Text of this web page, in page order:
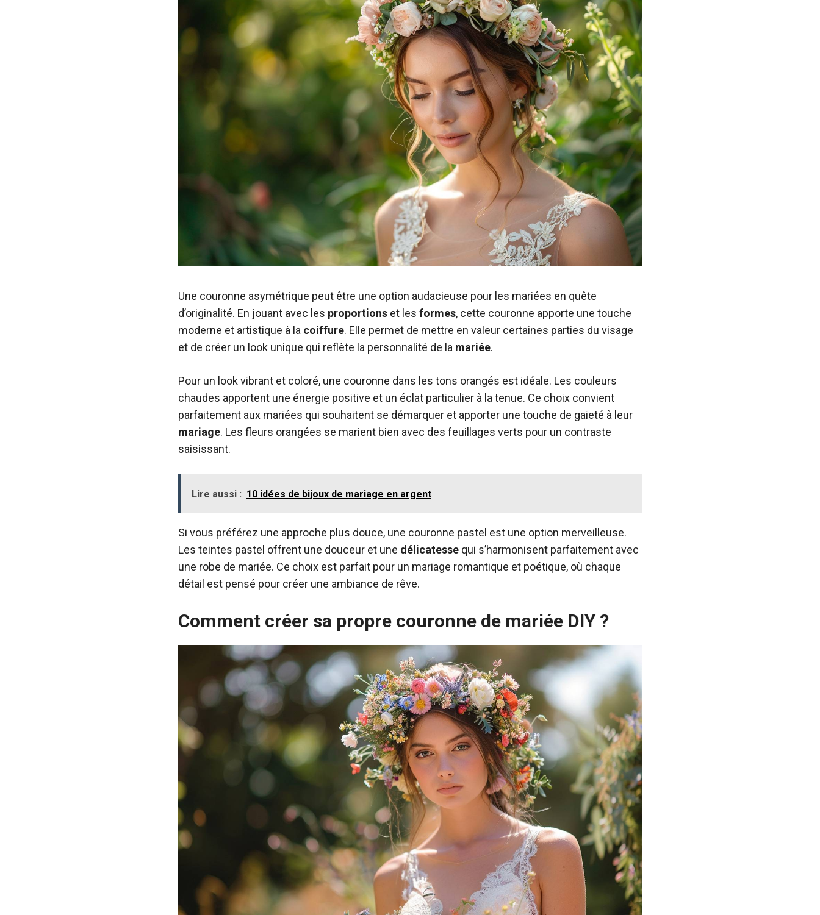
Une couronne asymétrique peut être une option audacieuse pour les mariées en quête
d’originalité. En jouant avec les proportions et les formes, cette couronne apporte une touche
moderne et artistique à la coiffure. Elle permet de mettre en valeur certaines parties du visage
et de créer un look unique qui reflète la personnalité de la mariée.
Pour un look vibrant et coloré, une couronne dans les tons orangés est idéale. Les couleurs
chaudes apportent une énergie positive et un éclat particulier à la tenue. Ce choix convient
parfaitement aux mariées qui souhaitent se démarquer et apporter une touche de gaieté à leur
mariage. Les fleurs orangées se marient bien avec des feuillages verts pour un contraste
saisissant.
Lire aussi : 10 idées de bijoux de mariage en argent
Si vous préférez une approche plus douce, une couronne pastel est une option merveilleuse.
Les teintes pastel offrent une douceur et une délicatesse qui s’harmonisent parfaitement avec
une robe de mariée. Ce choix est parfait pour un mariage romantique et poétique, où chaque
détail est pensé pour créer une ambiance de rêve.
Comment créer sa propre couronne de mariée DIY ?